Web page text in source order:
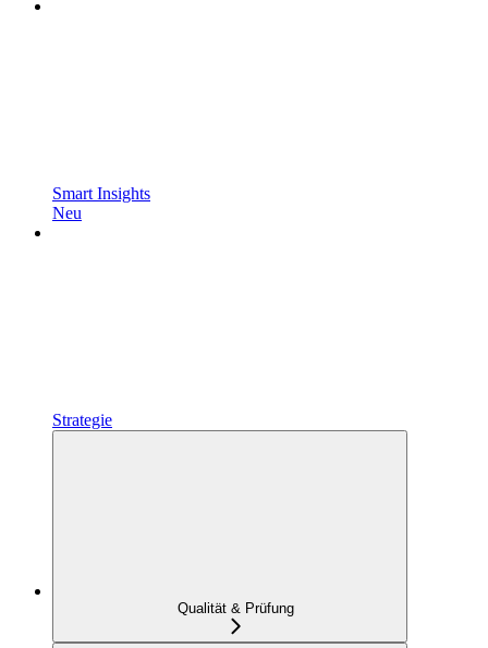
Smart Insights
Neu
Strategie
Qualität & Prüfung